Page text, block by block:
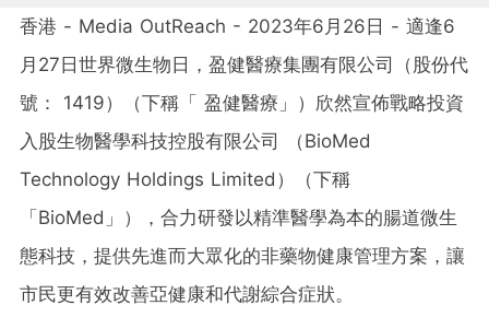
香港 - Media OutReach - 2023年6月26日 - 適逢6
月27日世界微生物日，盈健醫療集團有限公司（股份代
號： 1419）（下稱「 盈健醫療」）欣然宣佈戰略投資
入股生物醫學科技控股有限公司 （BioMed
Technology Holdings Limited）（下稱
「BioMed」），合力研發以精準醫學為本的腸道微生
態科技，提供先進而大眾化的非藥物健康管理方案，讓
市民更有效改善亞健康和代謝綜合症狀。